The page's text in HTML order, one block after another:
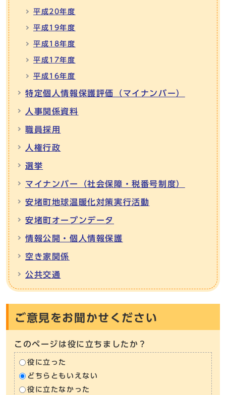
平成20年度
平成19年度
平成18年度
平成17年度
平成16年度
特定個人情報保護評価（マイナンバー）
人事関係資料
職員採用
人権行政
選挙
マイナンバー（社会保障・税番号制度）
安堵町地球温暖化対策実行活動
安堵町オープンデータ
情報公開・個人情報保護
空き家関係
公共交通
ご意見をお聞かせください
このページは役に立ちましたか？
役に立った
どちらともいえない
役に立たなかった